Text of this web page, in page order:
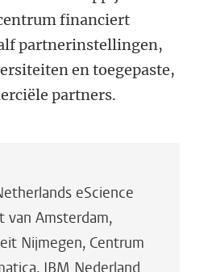
financiert
partnerinstellingen,
en toegepaste,
partners.
eScience
van Amsterdam,
Nijmegen, Centrum
IBM Nederland